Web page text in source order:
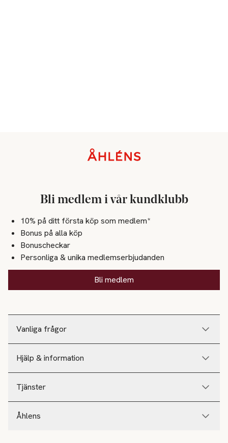
Vanliga frågor
Hjälp & information
Tjänster
Åhlens
Bli medlem i vår kundklubb
10% på ditt första köp som medlem*
Bonus på alla köp
Bonuscheckar
Personliga & unika medlemserbjudanden
Bli medlem